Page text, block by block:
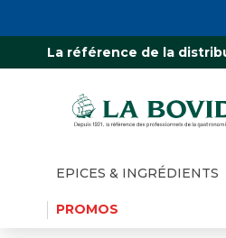
La référence de la
EPICES & INGRÉDIENTS
PROMOS